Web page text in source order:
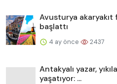
Avusturya
başlattı
4 ay önce 2437
Antakyalı yazar,
yaşatıyor: ...